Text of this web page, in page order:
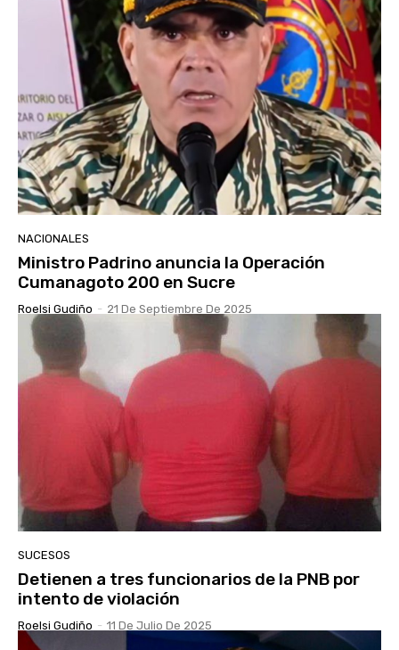
NACIONALES
Ministro Padrino anuncia la Operación
Cumanagoto 200 en Sucre
Roelsi Gudiño - 21 De Septiembre De 2025
SUCESOS
Detienen a tres funcionarios de la PNB por
intento de violación
Roelsi Gudiño - 11 De Julio De 2025